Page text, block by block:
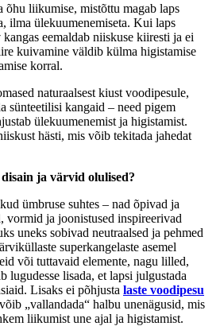
õhu liikumise, mistõttu magab laps
ilma ülekuumenemiseta. Kui laps
eemaldab niiskuse kiiresti ja ei
kuivamine väldib külma higistamise
korral.
naturaalsest kiust voodipesule,
sünteetilisi kangaid – need pigem
ülekuumenemist ja higistamist.
hästi, mis võib tekitada jahedat
ja värvid olulised?
ümbruse suhtes – nad õpivad ja
ja joonistused inspireerivad
uneks sobivad neutraalsed ja pehmed
superkangelaste asemel
või tuttavaid elemente, nagu lilled,
lugudesse lisada, et lapsi julgustada
Lisaks ei põhjusta laste voodipesu
„vallandada“ halbu unenägusid, mis
liikumist une ajal ja higistamist.